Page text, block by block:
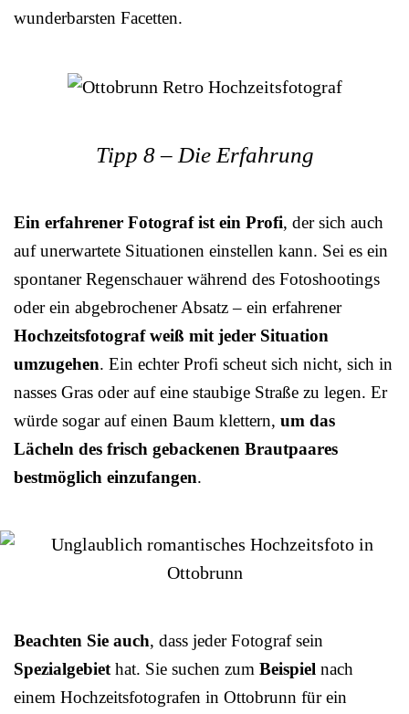
wunderbarsten Facetten.
Tipp 8 – Die Erfahrung
Ein erfahrener Fotograf ist ein Profi, der sich auch
auf unerwartete Situationen einstellen kann. Sei es ein
spontaner Regenschauer während des Fotoshootings
oder ein abgebrochener Absatz – ein erfahrener
Hochzeitsfotograf weiß mit jeder Situation
umzugehen. Ein echter Profi scheut sich nicht, sich in
nasses Gras oder auf eine staubige Straße zu legen. Er
würde sogar auf einen Baum klettern, um das
Lächeln des frisch gebackenen Brautpaares
bestmöglich einzufangen.
Beachten Sie auch, dass jeder Fotograf sein
Spezialgebiet hat. Sie suchen zum Beispiel nach
einem Hochzeitsfotografen in Ottobrunn für ein